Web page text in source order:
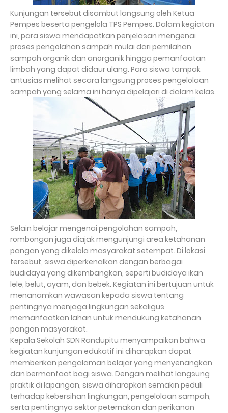
Kunjungan tersebut disambut langsung oleh Ketua
Pempes beserta pengelola TPS Pempes. Dalam kegiatan
ini, para siswa mendapatkan penjelasan mengenai
proses pengolahan sampah mulai dari pemilahan
sampah organik dan anorganik hingga pemanfaatan
limbah yang dapat didaur ulang. Para siswa tampak
antusias melihat secara langsung proses pengelolaan
sampah yang selama ini hanya dipelajari di dalam kelas.
Selain belajar mengenai pengolahan sampah,
rombongan juga diajak mengunjungi area ketahanan
pangan yang dikelola masyarakat setempat. Di lokasi
tersebut, siswa diperkenalkan dengan berbagai
budidaya yang dikembangkan, seperti budidaya ikan
lele, belut, ayam, dan bebek. Kegiatan ini bertujuan untuk
menanamkan wawasan kepada siswa tentang
pentingnya menjaga lingkungan sekaligus
memanfaatkan lahan untuk mendukung ketahanan
pangan masyarakat.
Kepala Sekolah SDN Randupitu menyampaikan bahwa
kegiatan kunjungan edukatif ini diharapkan dapat
memberikan pengalaman belajar yang menyenangkan
dan bermanfaat bagi siswa. Dengan melihat langsung
praktik di lapangan, siswa diharapkan semakin peduli
terhadap kebersihan lingkungan, pengelolaan sampah,
serta pentingnya sektor peternakan dan perikanan